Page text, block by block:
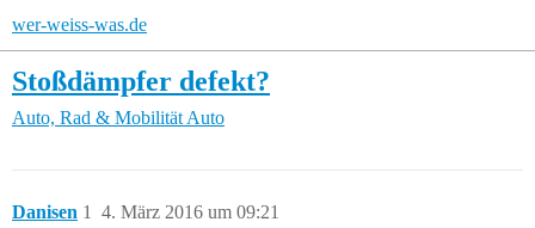
wer-weiss-was.de
Stoßdämpfer defekt?
Auto, Rad & Mobilität Auto
Danisen 4. März 2016 um 09:21
1